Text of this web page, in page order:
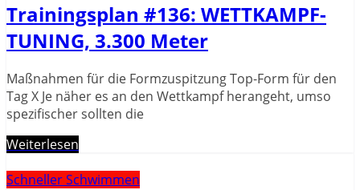
Trainingsplan #136: WETTKAMPF-
TUNING, 3.300 Meter
Maßnahmen für die Formzuspitzung Top-Form für den
Tag X Je näher es an den Wettkampf herangeht, umso
spezifischer sollten die
Weiterlesen
Schneller Schwimmen